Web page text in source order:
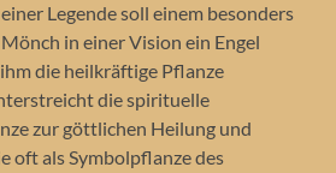
Legende soll einem besonders
in einer Vision ein Engel
die heilkräftige Pflanze
die spirituelle
zur göttlichen Heilung und
oft als Symbolpflanze des